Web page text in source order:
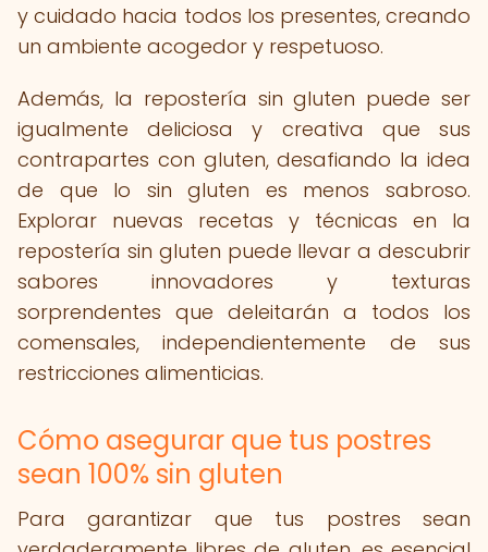
y cuidado hacia todos los presentes, creando
un ambiente acogedor y respetuoso.
Además, la repostería sin gluten puede ser
igualmente deliciosa y creativa que sus
contrapartes con gluten, desafiando la idea
de que lo sin gluten es menos sabroso.
Explorar nuevas recetas y técnicas en la
repostería sin gluten puede llevar a descubrir
sabores innovadores y texturas
sorprendentes que deleitarán a todos los
comensales, independientemente de sus
restricciones alimenticias.
Cómo asegurar que tus postres
sean 100% sin gluten
Para garantizar que tus postres sean